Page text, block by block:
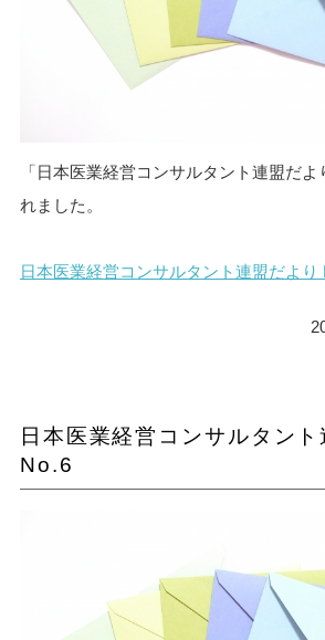
「日本医業経営コンサルタント連盟だ
れました。
日本医業経営コンサルタント連盟だより
日本医業経営コンサルタント
No.6